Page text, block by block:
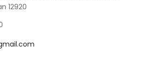
12920